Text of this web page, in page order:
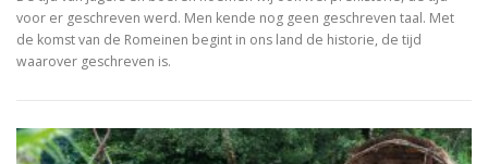
voor er geschreven werd. Men kende nog geen geschreven taal. Met
de komst van de Romeinen begint in ons land de historie, de tijd
waarover geschreven is.